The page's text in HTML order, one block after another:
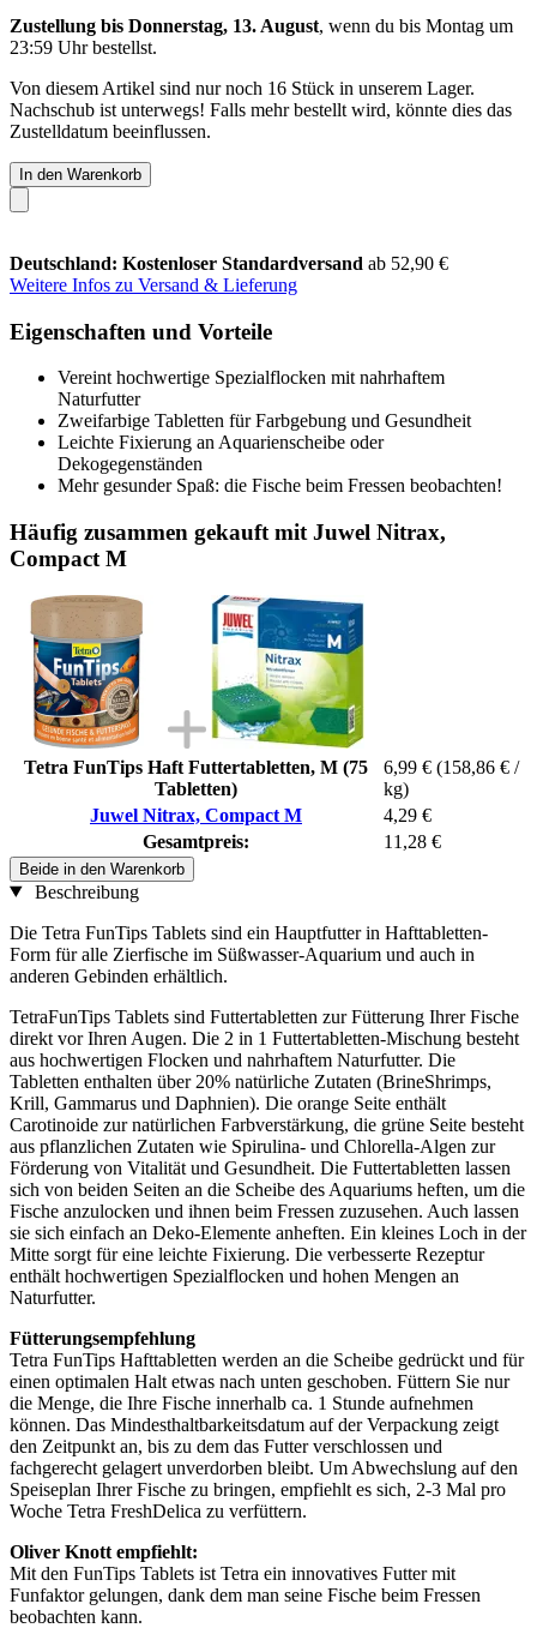
Zustellung bis Donnerstag, 13. August, wenn du bis Montag um
23:59 Uhrbestellst.
Von diesem Artikel sind nur noch 16 Stück in unserem Lager.
Nachschub ist unterwegs! Falls mehr bestellt wird, könnte dies das
Zustelldatum beeinflussen.
In den Warenkorb
Deutschland: Kostenloser Standardversand ab 52,90 €
Weitere Infos zu Versand & Lieferung
Eigenschaften und Vorteile
Vereint hochwertige Spezialflocken mit nahrhaftem
Naturfutter
Zweifarbige Tabletten für Farbgebung und Gesundheit
Leichte Fixierung an Aquarienscheibe oder
Dekogegenständen
Mehr gesunder Spaß: die Fische beim Fressen beobachten!
Häufig zusammen gekauft mit Juwel Nitrax,
Compact M
Tetra FunTips Haft Futtertabletten, M (75
Tabletten)
6,99 € (158,86 € /
kg)
Juwel Nitrax, Compact M
4,29 €
Gesamtpreis:
11,28 €
Beide in den Warenkorb
Beschreibung
Die Tetra FunTips Tablets sind ein Hauptfutter in Hafttabletten-
Form für alle Zierfische im Süßwasser-Aquarium und auch in
anderen Gebinden erhältlich.
TetraFunTips Tablets sind Futtertabletten zur Fütterung Ihrer Fische
direkt vor Ihren Augen. Die 2 in 1 Futtertabletten-Mischung besteht
aus hochwertigen Flocken und nahrhaftem Naturfutter. Die
Tabletten enthalten über 20% natürliche Zutaten (BrineShrimps,
Krill, Gammarus und Daphnien). Die orange Seite enthält
Carotinoide zur natürlichen Farbverstärkung, die grüne Seite besteht
aus pflanzlichen Zutaten wie Spirulina- und Chlorella-Algen zur
Förderung von Vitalität und Gesundheit. Die Futtertabletten lassen
sich von beiden Seiten an die Scheibe des Aquariums heften, um die
Fische anzulocken und ihnen beim Fressen zuzusehen. Auch lassen
sie sich einfach an Deko-Elemente anheften. Ein kleines Loch in der
Mitte sorgt für eine leichte Fixierung. Die verbesserte Rezeptur
enthält hochwertigen Spezialflocken und hohen Mengen an
Naturfutter.
Fütterungsempfehlung
Tetra FunTips Hafttabletten werden an die Scheibe gedrückt und für
einen optimalen Halt etwas nach unten geschoben. Füttern Sie nur
die Menge, die Ihre Fische innerhalb ca. 1 Stunde aufnehmen
können. Das Mindesthaltbarkeitsdatum auf der Verpackung zeigt
den Zeitpunkt an, bis zu dem das Futter verschlossen und
fachgerecht gelagert unverdorben bleibt. Um Abwechslung auf den
Speiseplan Ihrer Fische zu bringen, empfiehlt es sich, 2-3 Mal pro
Woche Tetra FreshDelica zu verfüttern.
Oliver Knott empfiehlt:
Mit den FunTips Tablets ist Tetra ein innovatives Futter mit
Funfaktor gelungen, dank dem man seine Fische beim Fressen
beobachten kann.